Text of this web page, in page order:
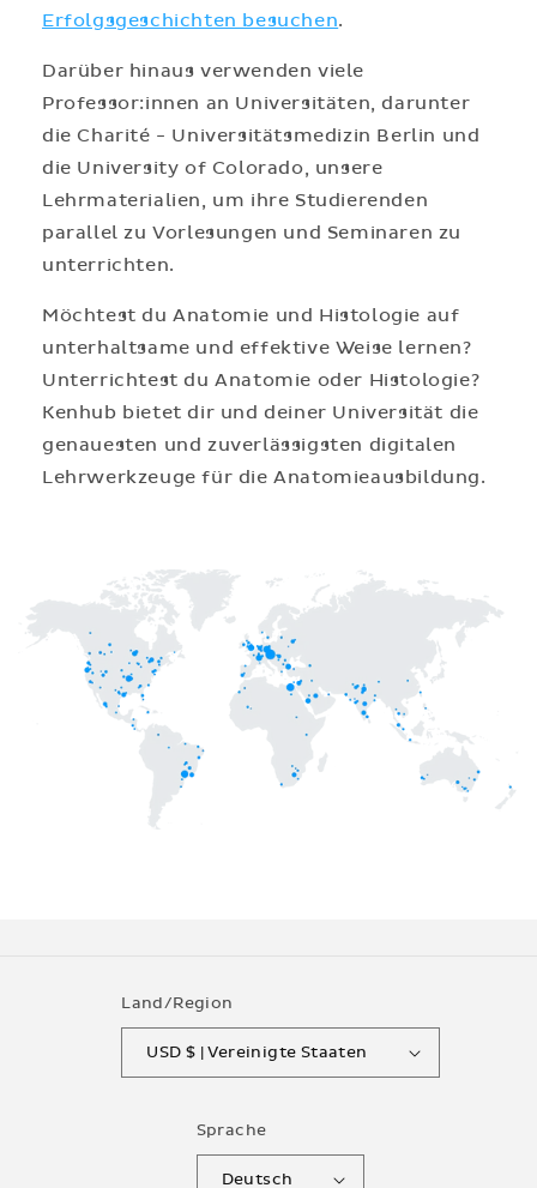
Erfolgsgeschichten besuchen.
Darüber hinaus verwenden viele
Professor:innen an Universitäten, darunter
die Charité - Universitätsmedizin Berlin und
die University of Colorado, unsere
Lehrmaterialien, um ihre Studierenden
parallel zu Vorlesungen und Seminaren zu
unterrichten.
Möchtest du Anatomie und Histologie auf
unterhaltsame und effektive Weise lernen?
Unterrichtest du Anatomie oder Histologie?
Kenhub bietet dir und deiner Universität die
genauesten und zuverlässigsten digitalen
Lehrwerkzeuge für die Anatomieausbildung.
Land/Region
USD $ | Vereinigte Staaten
Sprache
Deutsch